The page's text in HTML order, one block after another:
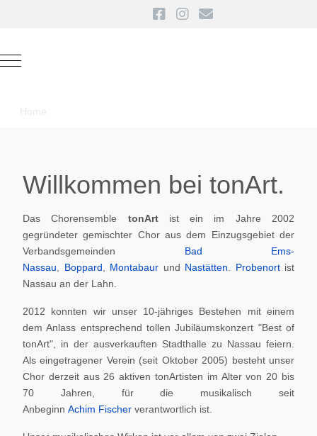
Mobile Menu Toggle
Home
Willkommen bei tonArt.
Das Chorensemble tonArt ist ein im Jahre 2002
gegründeter gemischter Chor aus dem Einzugsgebiet der
Verbandsgemeinden Bad Ems-
Nassau
Boppard Montabaur und Nastätten Probenortist
Nassau an der Lahn.
2012 konnten wir unser 10-jähriges Bestehen mit einem
dem Anlass entsprechend tollen Jubiläumskonzert "Best of
tonArt", in der ausverkauften Stadthalle zu Nassau feiern.
Als eingetragener Verein (seit Oktober 2005) besteht unser
Chor derzeit aus 26 aktiven tonArtisten im Alter von 20 bis
70 Jahren, für die musikalisch seit
Anbeginn Achim Fischer verantwortlich ist.